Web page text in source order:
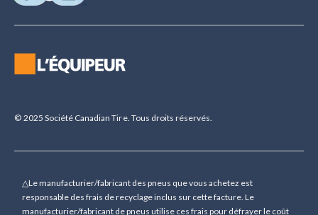
© 2025 Société Canadian Tire. Tous droits réservés.
△Le manufacturier/fabricant des pneus que vous achetez est
responsable des frais de recyclage inclus sur cette facture. Le
manufacturier/fabricant de pneus utilise ces frais pour défrayer le coût